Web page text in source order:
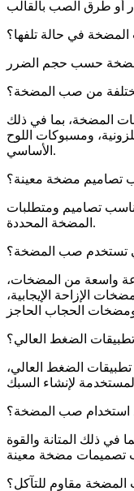
في حالة تلفها؟
من صب المضخة؟
المضخة، بما في ذلك
ومسبوكات اللوح
الأساسي.
مضخة معينة؟
تصاميم ومتطلبات
المضخة المحددة.
تستخدم صب المضخة؟
واسعة من المضخات،
الإزاحة الإيجابية،
الضغط العالي؟
الضغط العالي،
استخدام صب المضخة؟
في ذلك المتانة والقوة
مقاوم للتآكل؟